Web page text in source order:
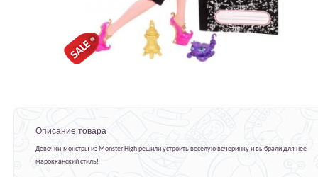
Описание товара
Девочки-монстры из Monster High решили устроить веселую вечеринку и выбрали для нее
марокканский стиль!